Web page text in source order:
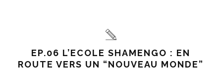
EP.06 L’ECOLE SHAMENGO : EN
ROUTE VERS UN “NOUVEAU MONDE”